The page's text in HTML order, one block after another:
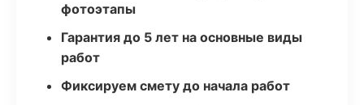
фотоэтапы
Гарантия до 5 лет на основные виды
работ
Фиксируем смету до начала работ